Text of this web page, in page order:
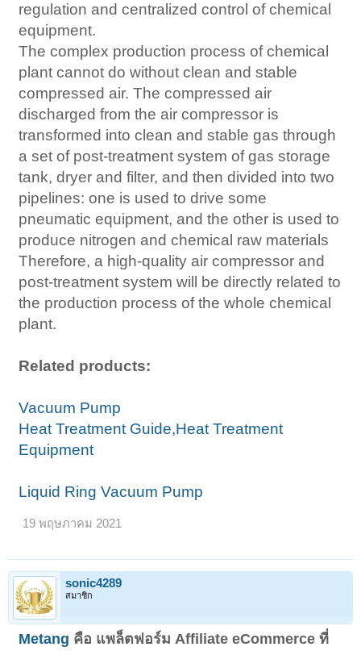
regulation and centralized control of chemical
equipment.
The complex production process of chemical
plant cannot do without clean and stable
compressed air. The compressed air
discharged from the air compressor is
transformed into clean and stable gas through
a set of post-treatment system of gas storage
tank, dryer and filter, and then divided into two
pipelines: one is used to drive some
pneumatic equipment, and the other is used to
produce nitrogen and chemical raw materials
Therefore, a high-quality air compressor and
post-treatment system will be directly related to
the production process of the whole chemical
plant.
Related products:
Vacuum Pump
Heat Treatment Guide,Heat Treatment
Equipment
Liquid Ring Vacuum Pump
19 พฤษภาคม 2021
sonic4289
สมาชิก
Metang คือ แพล็ตฟอร์ม Affiliate eCommerce ที่